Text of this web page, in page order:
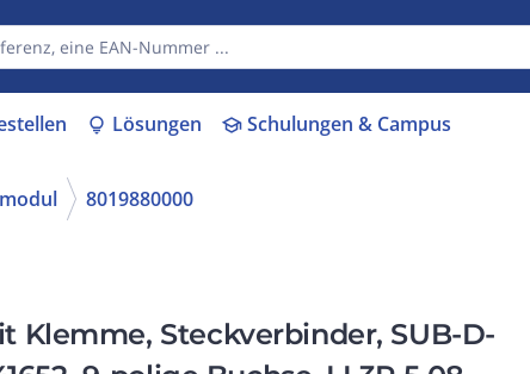
lightbulb Lösungen schoolSchulungen & Campus
8019880000
Klemme, Steckverbinder, SUB-D-